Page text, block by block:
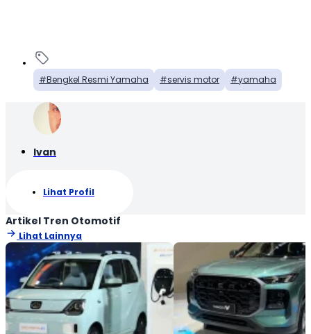
Bengkel Resmi Yamaha servis motor yamaha
Ivan
Lihat Profil
Artikel Tren Otomotif
Lihat Lainnya